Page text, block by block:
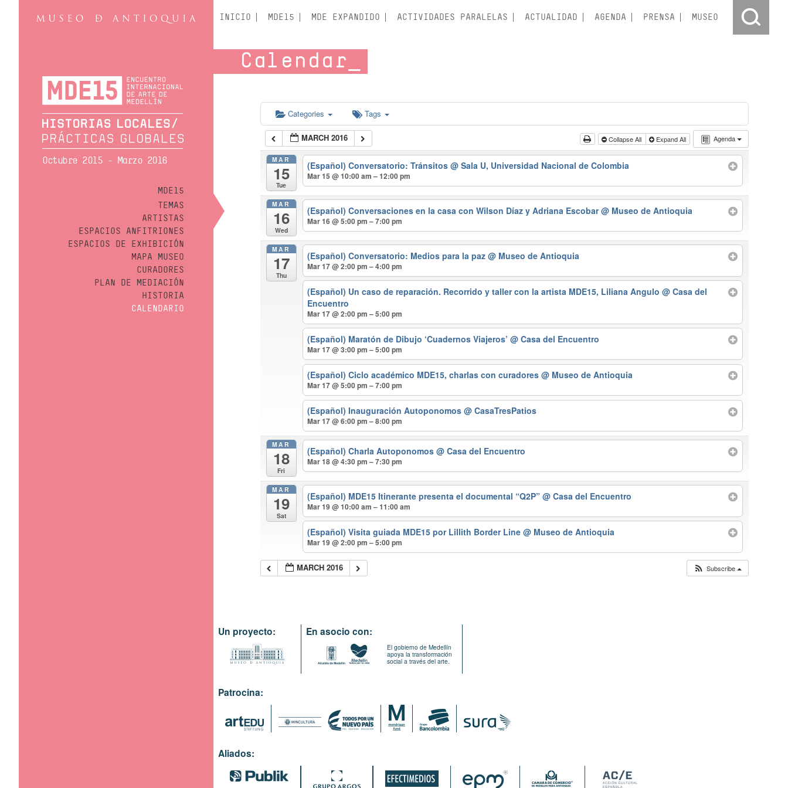
Octubre 2015 - Marzo 2016
MDE15
TEMAS
ARTISTAS
ESPACIOS ANFITRIONES
ESPACIOS DE EXHIBICIÓN
MAPA MUSEO
CURADORES
PLAN DE MEDIACIÓN
HISTORIA
CALENDARIO
INICIO MDE15 MDE EXPANDIDO ACTIVIDADES PARALELAS ACTUALIDAD AGENDA PRENSA MUSEO
Calendar
Categories Tags
Agenda
MARCH 2016 Collapse All Expand All
MAR
15
Tue
(Español) Conversatorio: Tránsitos@ Sala U, Universidad Nacional de Colombia
Mar 15 @ 10:00 am – 12:00 pm
MAR
16
Wed
(Español) Conversaciones en la casa con Wilson Díaz y Adriana Escobar@ Museo de Antioquia
Mar 16 @ 5:00 pm – 7:00 pm
MAR
17
Thu
(Español) Conversatorio: Medios para la paz@ Museo de Antioquia
Mar 17 @ 2:00 pm – 4:00 pm
(Español) Un caso de reparación. Recorrido y taller con la artista MDE15, Liliana Angulo@ Casa del
Encuentro
Mar 17 @ 2:00 pm – 5:00 pm
(Español) Maratón de Dibujo ‘Cuadernos Viajeros’@ Casa del Encuentro
Mar 17 @ 3:00 pm – 5:00 pm
(Español) Ciclo académico MDE15, charlas con curadores@ Museo de Antioquia
Mar 17 @ 5:00 pm – 7:00 pm
(Español) Inauguración Autoponomos@ CasaTresPatios
Mar 17 @ 6:00 pm – 8:00 pm
MAR
18
Fri
(Español) Charla Autoponomos@ Casa del Encuentro
Mar 18 @ 4:30 pm – 7:30 pm
MAR
19
Sat
(Español) MDE15 Itinerante presenta el documental “Q2P”@ Casa del Encuentro
Mar 19 @ 10:00 am – 11:00 am
(Español) Visita guiada MDE15 por Lillith Border Line@ Museo de Antioquia
Mar 19 @ 2:00 pm – 5:00 pm
MARCH 2016 Subscribe
Un proyecto: En asocio con:
El gobierno de Medellín
apoya la transformación
social a través del arte.
Patrocina:
Aliados: